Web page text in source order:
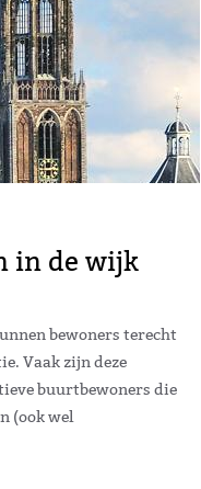
in de wijk
bewoners terecht
Vaak zijn deze
buurtbewoners die
(ook wel